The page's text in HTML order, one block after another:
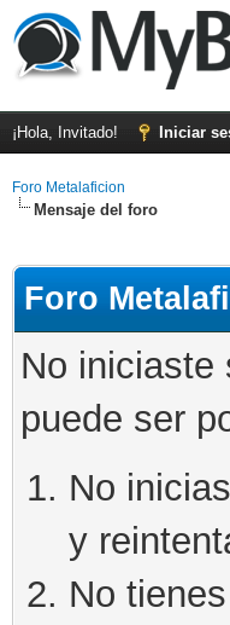
¡Hola, Invitado! Iniciar
Foro Metalaficion
Mensaje del foro
Foro
No iniciaste
puede ser
No
y
No